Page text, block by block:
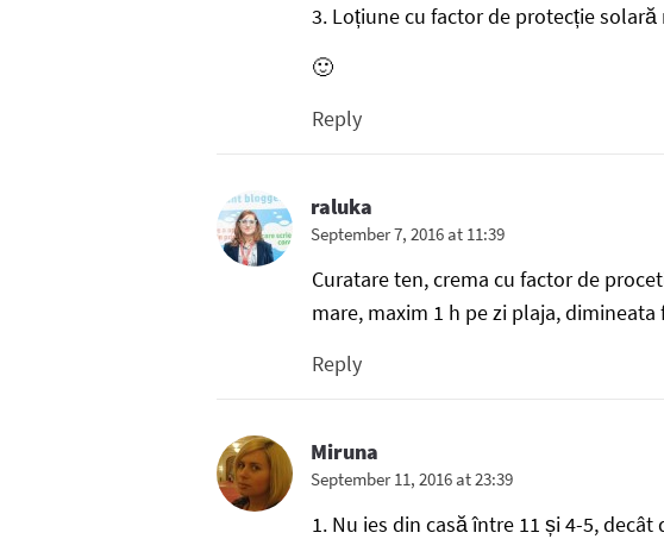
3. Loțiune cu factor de protecție
🙂
Reply
raluka
September 7, 2016 at 11:39
Curatare ten, crema cu factor de
mare, maxim 1 h pe zi plaja, dimineata
Reply
Miruna
September 11, 2016 at 23:39
1. Nu ies din casă între 11 și 4-5,